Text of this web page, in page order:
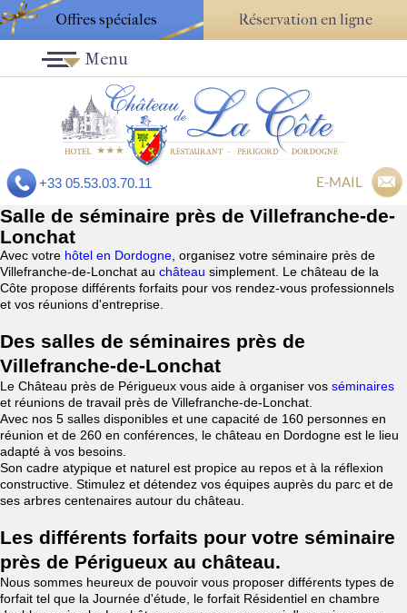
Offres spéciales Réservation en ligne
+33 05.53.03.70.11 E-MAIL
Menu
Salle de séminaire près de Villefranche-de-
Lonchat
Avec votre hôtel en Dordogne , organisez votre séminaire près de
Villefranche-de-Lonchat au château simplement. Le château de la
Côte propose différents forfaits pour vos rendez-vous professionnels
et vos réunions d'entreprise.
Des salles de séminaires près de
Villefranche-de-Lonchat
Le Château près de Périgueux vous aide à organiser vos séminaires
et réunions de travail près de Villefranche-de-Lonchat.
Avec nos 5 salles disponibles et une capacité de 160 personnes en
réunion et de 260 en conférences, le château en Dordogne est le lieu
adapté à vos besoins.
Son cadre atypique et naturel est propice au repos et à la réflexion
constructive. Stimulez et détendez vos équipes auprès du parc et de
ses arbres centenaires autour du château.
Les différents forfaits pour votre séminaire
près de Périgueux au château.
Nous sommes heureux de pouvoir vous proposer différents types de
forfait tel que la Journée d'étude, le forfait Résidentiel en chambre